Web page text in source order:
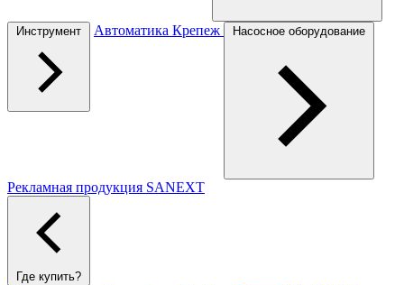
Инструмент Автоматика Крепеж Насосное оборудование
Рекламная продукция SANEXT
Где купить?